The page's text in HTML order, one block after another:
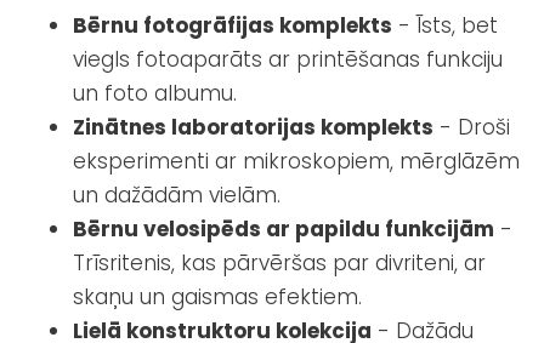
Bērnu fotogrāfijas komplekts - Īsts, bet
viegls fotoaparāts ar printēšanas funkciju
un foto albumu.
Zinātnes laboratorijas komplekts - Droši
eksperimenti ar mikroskopiem, mērglāzēm
un dažādām vielām.
Bērnu velosipēds ar papildu funkcijām -
Trīsritenis, kas pārvēršas par divriteni, ar
skaņu un gaismas efektiem.
Lielā konstruktoru kolekcija - Dažādu